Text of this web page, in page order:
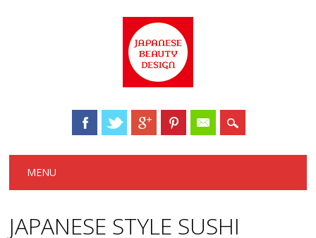
Main menu
MENU
JAPANESE STYLE SUSHI